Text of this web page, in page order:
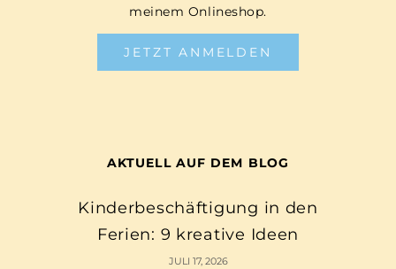
meinem Onlineshop.
JETZT ANMELDEN
AKTUELL AUF DEM BLOG
Kinderbeschäftigung in den
Ferien: 9 kreative Ideen
JULI 17, 2026